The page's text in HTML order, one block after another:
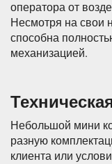
оператора от
Несмотря на свои
способна
механизацией.
Небольшой мини
разную
клиента или